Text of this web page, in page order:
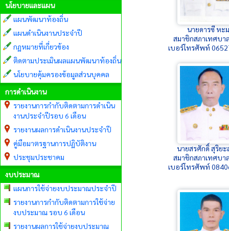
นโยบายและแผน
แผนพัฒนาท้องถิ่น
แผนดำเนินงานประจำปี
กฏหมายที่เกี่ยวข้อง
ติดตามประเมินผลแผนพัฒนาท้องถิ่น
นโยบายคุ้มครองข้อมูลส่วนบุคคล
การดำเนินงาน
รายงานการกำกับติดตามการดำเนิน
งานประจำปีรอบ 6 เดือน
รายงานผลการดำเนินงานประจำปี
คู่มือมาตรฐานการปฏิบัติงาน
ประชุมประชาคม
งบประมาณ
แผนการใช้จ่ายงบประมาณประจำปี
รายงานการกำกับติดตามการใช้จ่าย
งบประมาณ รอบ 6 เดือน
รายงานผลการใช้จ่ายงบประมาณ
นายดารซี หะ
สมาชิกสภาเทศบา
เบอร์โทรศัพท์
นายสรศักดิ์ สุริย
สมาชิกสภาเทศบา
เบอร์โทรศัพท์